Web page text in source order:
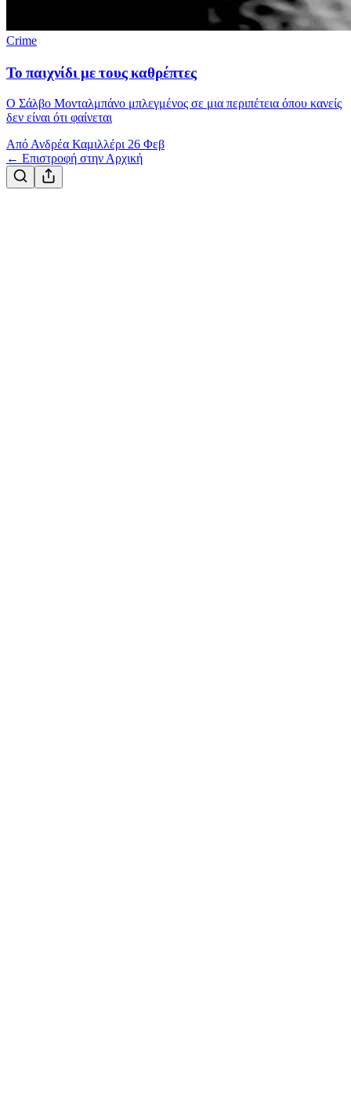
Crime
Το παιχνίδι με τους καθρέπτες
Ο Σάλβο Μονταλμπάνο μπλεγμένος σε μια περιπέτεια όπου κανείς
δεν είναι ότι φαίνεται
Από Ανδρέα Καμιλλέρι 26 Φεβ
← Επιστροφή στην Αρχική